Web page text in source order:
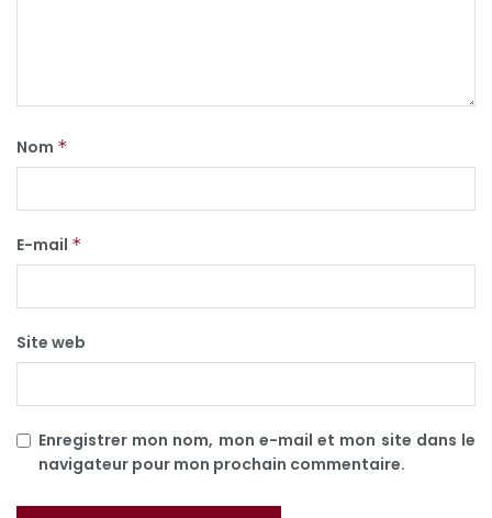
Nom *
E-mail *
Site web
Enregistrer mon nom, mon e-mail et mon site dans le
navigateur pour mon prochain commentaire.